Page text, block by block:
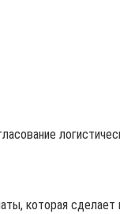
которая сделает